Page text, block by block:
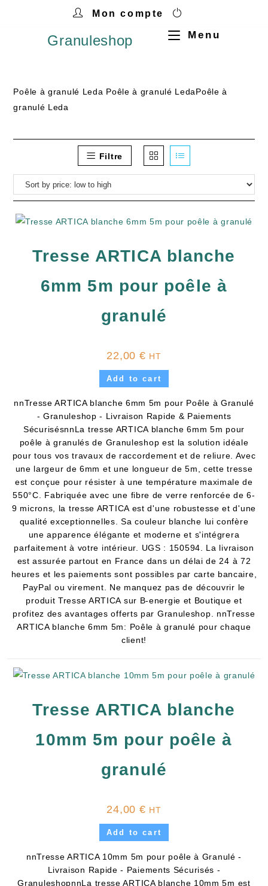
Mon compte
Granuleshop Menu
Poêle à granulé Leda Poêle à granulé LedaPoêle à
granulé Leda
Filtre
Tresse ARTICA blanche
6mm 5m pour poêle à
granulé
22,00 € HT
Add to cart
nnTresse ARTICA blanche 6mm 5m pour Poêle à Granulé
- Granuleshop - Livraison Rapide & Paiements
SécurisésnnLa tresse ARTICA blanche 6mm 5m pour
poêle à granulés de Granuleshop est la solution idéale
pour tous vos travaux de raccordement et de reliure. Avec
une largeur de 6mm et une longueur de 5m, cette tresse
est conçue pour résister à une température maximale de
550°C. Fabriquée avec une fibre de verre renforcée de 6-
9 microns, la tresse ARTICA est d'une robustesse et d'une
qualité exceptionnelles. Sa couleur blanche lui confère
une apparence élégante et moderne et s'intégrera
parfaitement à votre intérieur. UGS : 150594. La livraison
est assurée partout en France dans un délai de 24 à 72
heures et les paiements sont possibles par carte bancaire,
PayPal ou virement. Ne manquez pas de découvrir le
produit Tresse ARTICA sur B-energie et Boutique et
profitez des avantages offerts par Granuleshop. nnTresse
ARTICA blanche 6mm 5m: Poêle à granulé pour chaque
client!
Tresse ARTICA blanche
10mm 5m pour poêle à
granulé
24,00 € HT
Add to cart
nnTresse ARTICA 10mm 5m pour poêle à Granulé -
Livraison Rapide - Paiements Sécurisés -
GranuleshopnnLa tresse ARTICA blanche 10mm 5m est